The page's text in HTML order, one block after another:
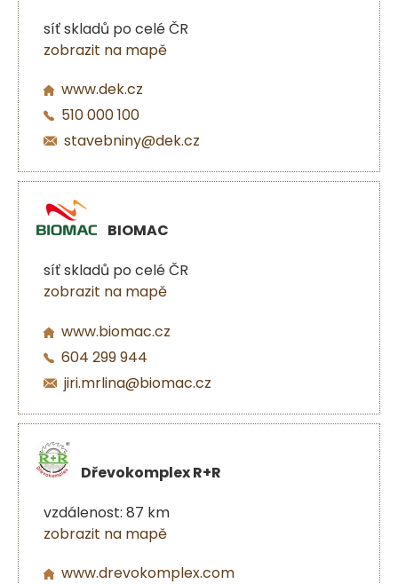
síť skladů po celé ČR
zobrazit na mapě
www.dek.cz
510 000 100
stavebniny@dek.cz
BIOMAC
síť skladů po celé ČR
zobrazit na mapě
www.biomac.cz
604 299 944
jiri.mrlina@biomac.cz
Dřevokomplex R+R
vzdálenost: 87 km
zobrazit na mapě
www.drevokomplex.com